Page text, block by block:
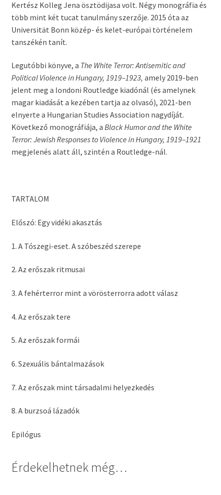
Kertész Kolleg Jena ösztödijasa volt. Négy monográfia és
több mint két tucat tanulmány szerzője. 2015 óta az
Universität Bonn közép- és kelet-európai történelem
tanszékén tanít.
Legutóbbi könyve, a The White Terror: Antisemitic and
Political Violence in Hungary, 1919–1923, amely 2019-ben
jelent meg a londoni Routledge kiadónál (és amelynek
magar kiadását a kezében tartja az olvasó), 2021-ben
elnyerte a Hungarian Studies Association nagydíját.
Következő monográfiája, a Black Humor and the White
Terror: Jewish Responses to Violence in Hungary, 1919–1921
megjelenés alatt áll, szintén a Routledge-nál.
TARTALOM
Előszó: Egy vidéki akasztás
1. A Tószegi-eset. A szóbeszéd szerepe
2. Az erőszak ritmusai
3. A fehérterror mint a vörösterrorra adott válasz
4. Az erőszak tere
5. Az erőszak formái
6. Szexuális bántalmazások
7. Az erőszak mint társadalmi helyezkedés
8. A burzsoá lázadók
Epilógus
Érdekelhetnek még…